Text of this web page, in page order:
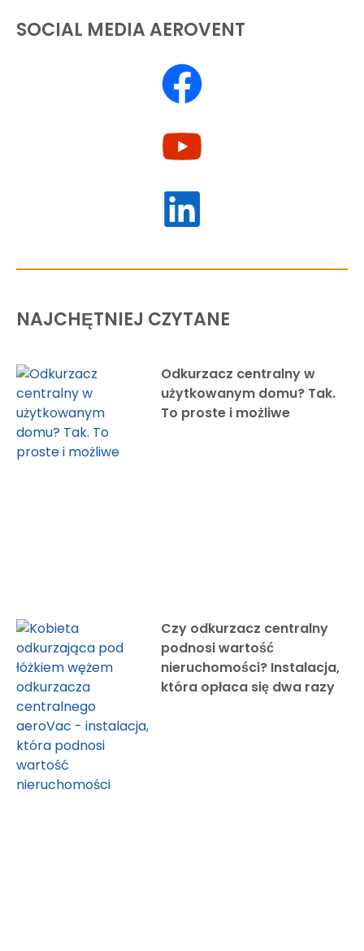
SOCIAL MEDIA AEROVENT
NAJCHĘTNIEJ CZYTANE
Odkurzacz centralny w
użytkowanym domu? Tak.
To proste i możliwe
Czy odkurzacz centralny
podnosi wartość
nieruchomości? Instalacja,
która opłaca się dwa razy